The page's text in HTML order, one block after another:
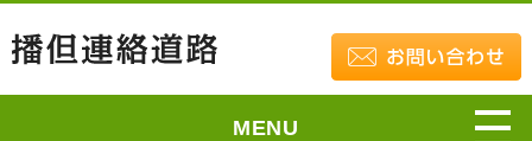
MENU